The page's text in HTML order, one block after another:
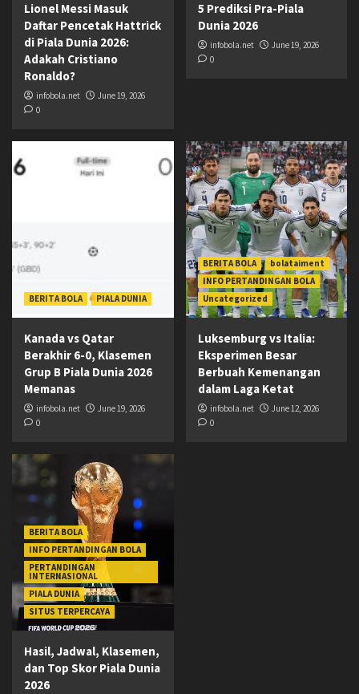
Lionel Messi Masuk
Daftar Pencetak Hattrick
di Piala Dunia 2026:
Adakah Cristiano
Ronaldo?
infobola.net
June 19, 2026
0
5 Prediksi Pra-Piala
Dunia 2026
infobola.net
June 19, 2026
0
BERITA BOLA PIALA DUNIA
Kanada vs Qatar
Berakhir 6-0, Klasemen
Grup B Piala Dunia 2026
Memanas
infobola.net
June 19, 2026
0
BERITA BOLA
bolataiment
INFO PERTANDINGAN BOLA
Uncategorized
Luksemburg vs Italia:
Eksperimen Besar
Berbuah Kemenangan
dalam Laga Ketat
infobola.net
June 12, 2026
0
BERITA BOLA
INFO PERTANDINGAN BOLA
PERTANDINGAN
INTERNASIONAL
PIALA DUNIA
SITUS TERPERCAYA
Hasil, Jadwal, Klasemen,
dan Top Skor Piala Dunia
2026